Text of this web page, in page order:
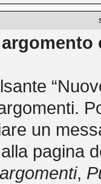
un
pagina
,